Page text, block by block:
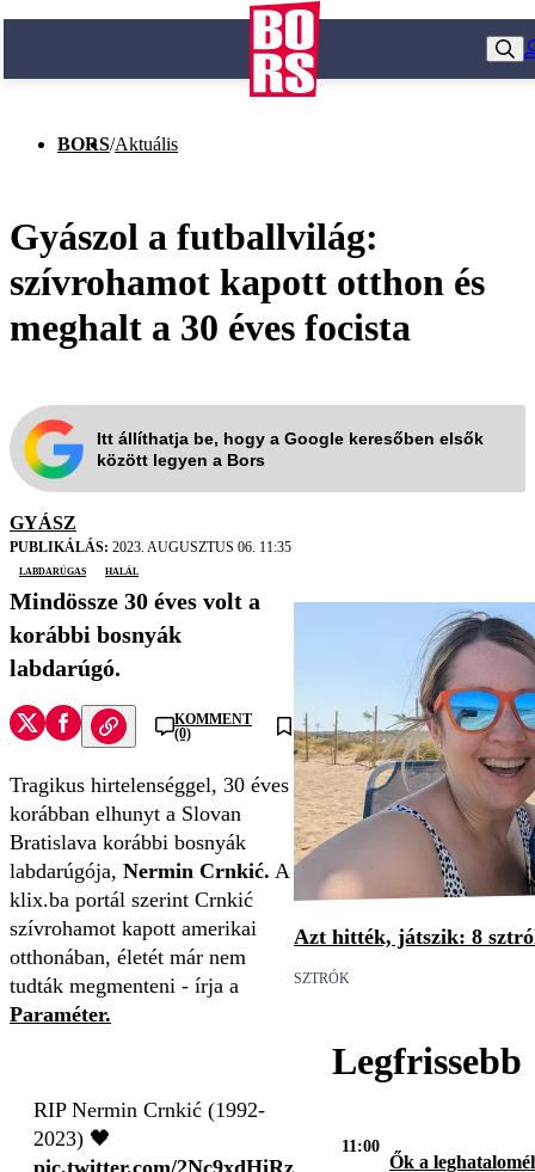
BORS/Aktuális
Gyászol a futballvilág:
szívrohamot kapott otthon és
meghalt a 30 éves focista
Itt állíthatja be, hogy a Google keresőben elsők
között legyen a Bors
GYÁSZ
PUBLIKÁLÁS: 2023. AUGUSZTUS 06. 11:35
labdarúgas
halál
Mindössze 30 éves volt a
korábbi bosnyák
labdarúgó.
KOMMENT
(0)
Tragikus hirtelenséggel, 30 éves
korábban elhunyt a Slovan
Bratislava korábbi bosnyák
labdarúgója, Nermin Crnkić. A
klix.ba portál szerint Crnkić
szívrohamot kapott amerikai
otthonában, életét már nem
tudták megmenteni - írja a
Paraméter.
RIP Nermin Crnkić (1992-
2023) 🖤
Azt hitték, játszik: 8
SZTRÓK
Legfrissebb
11:00
Ők a